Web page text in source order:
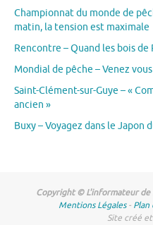
Championnat du monde de
matin, la tension est maximale
Rencontre – Quand les bois
Mondial de pêche – Venez
Saint-Clément-sur-Guye – «
ancien »
Buxy – Voyagez dans le Japon
Copyright © L'informateur de
Mentions Légales- Plan
Site créé